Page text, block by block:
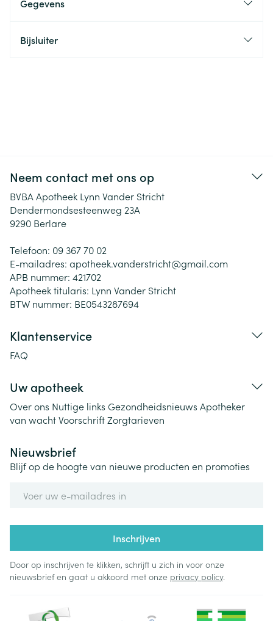
Gegevens
Bijsluiter
Neem contact met ons op
BVBA Apotheek Lynn Vander Stricht
Dendermondsesteenweg 23A
9290 Berlare
Telefoon: 09 367 70 02
E-mailadres: apotheek.vanderstricht@gmail.com
APB nummer: 421702
Apotheek titularis: Lynn Vander Stricht
BTW nummer: BE0543287694
Klantenservice
FAQ
Uw apotheek
Over ons Nuttige links Gezondheidsnieuws Apotheker
van wachtVoorschriftZorgtarieven
Nieuwsbrief
Blijf op de hoogte van nieuwe producten en promoties
Inschrijven
Door op inschrijven te klikken, schrijft u zich in voor onze
nieuwsbrief en gaat u akkoord met onze privacy policy.